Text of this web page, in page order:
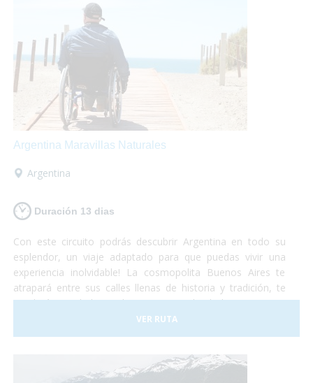
Argentina Maravillas Naturales
Argentina
Duración 13 dias
Con este circuito podrás descubrir Argentina en todo su
esplendor, un viaje adaptado para que puedas vivir una
experiencia inolvidable! La cosmopolita Buenos Aires te
atrapará entre sus calles llenas de historia y tradición, te
quedarás con la boca abierta contemplando la imponencia
del Glaciar Perito Moreno, te emocionarás al sentir la
presencia de las ballenas a tu alrededor y podrás disfrutar
animas? Turismo accesible con todas las garantías!
VER RUTA